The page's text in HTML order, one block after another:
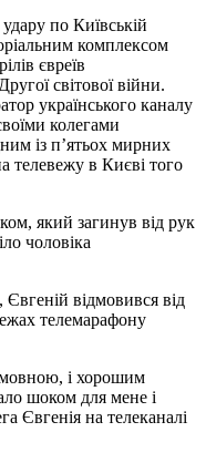
по Київській
комплексом
євреїв
світової війни.
українського каналу
колегами
із пʼятьох мирних
телевежу в Києві того
який загинув від рук
чоловіка
відмовився від
телемарафону
і хорошим
шоком для мене і
Євгенія на телеканалі